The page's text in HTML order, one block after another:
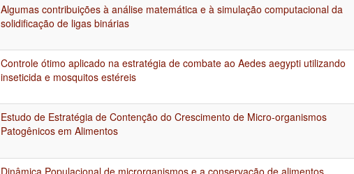
Algumas contribuições à análise matemática e à simulação computacional da
solidificação de ligas binárias
Controle ótimo aplicado na estratégia de combate ao Aedes aegypti utilizando
inseticida e mosquitos estéreis
Estudo de Estratégia de Contenção do Crescimento de Micro-organismos
Patogênicos em Alimentos
Dinâmica Populacional de microrganismos e a conservação de alimentos